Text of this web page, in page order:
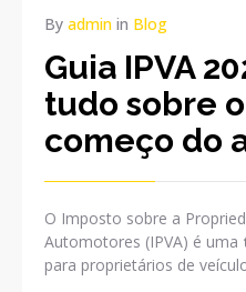
By admin in Blog
Guia IPVA
tudo sobre
começo do
O Imposto sobre a
Automotores (IPVA) é uma
para proprietários de